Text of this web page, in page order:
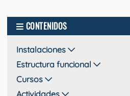
CONTENIDOS
Instalaciones
Estructura funcional
Cursos